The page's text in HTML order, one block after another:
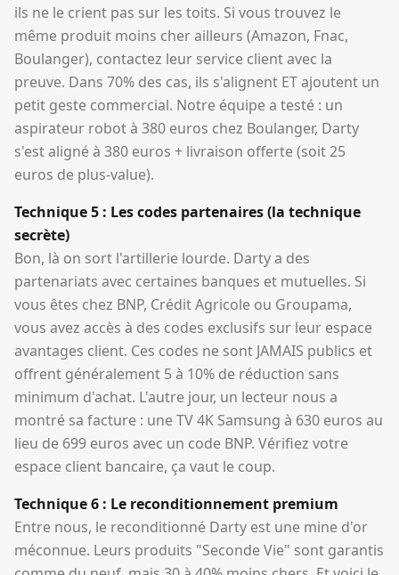
ils ne le crient pas sur les toits. Si vous trouvez le
même produit moins cher ailleurs (Amazon, Fnac,
Boulanger), contactez leur service client avec la
preuve. Dans 70% des cas, ils s'alignent ET ajoutent un
petit geste commercial. Notre équipe a testé : un
aspirateur robot à 380 euros chez Boulanger, Darty
s'est aligné à 380 euros + livraison offerte (soit 25
euros de plus-value).
Technique 5 : Les codes partenaires (la technique
secrète)
Bon, là on sort l'artillerie lourde. Darty a des
partenariats avec certaines banques et mutuelles. Si
vous êtes chez BNP, Crédit Agricole ou Groupama,
vous avez accès à des codes exclusifs sur leur espace
avantages client. Ces codes ne sont JAMAIS publics et
offrent généralement 5 à 10% de réduction sans
minimum d'achat. L'autre jour, un lecteur nous a
montré sa facture : une TV 4K Samsung à 630 euros au
lieu de 699 euros avec un code BNP. Vérifiez votre
espace client bancaire, ça vaut le coup.
Technique 6 : Le reconditionnement premium
Entre nous, le reconditionné Darty est une mine d'or
méconnue. Leurs produits "Seconde Vie" sont garantis